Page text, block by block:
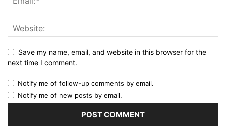
Save my name, email, and website in this browser for the
next time I comment.
Notify me of follow-up comments by email.
Notify me of new posts by email.